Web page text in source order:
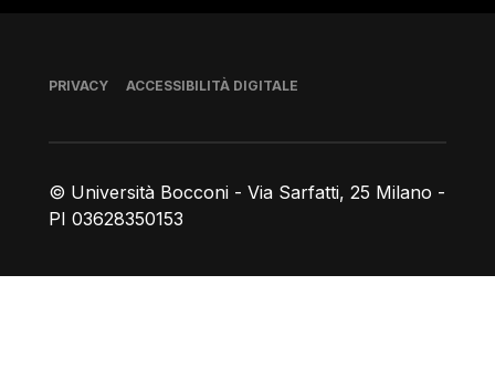
© Università Bocconi - Via Sarfatti, 25 Milano -
PI 03628350153
Piè di pagina
PRIVACY ACCESSIBILITÀ DIGITALE